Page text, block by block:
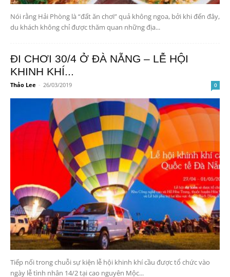
Nói rằng Hải Phòng là “đất ăn chơi” quả không ngoa, bởi khi đến đây,
du khách không chỉ được thăm quan những địa...
ĐI CHƠI 30/4 Ở ĐÀ NẴNG – LỄ HỘI
KHINH KHÍ...
Thảo Lee - 26/03/2019 0
Tiếp nối trong chuỗi sự kiện lễ hội khinh khí cầu được tổ chức vào
ngày lễ tình nhân 14/2 tại cao nguyên Mộc...